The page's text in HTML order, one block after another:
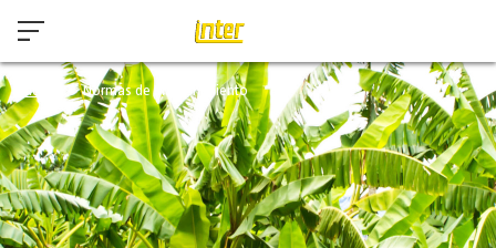
Inicio Normas de Mantenimiento